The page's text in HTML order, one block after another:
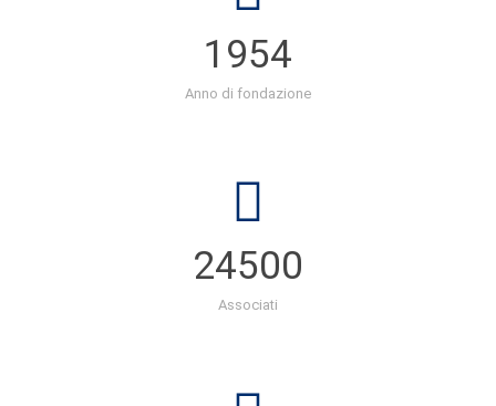
1954
Anno di fondazione
24500
Associati